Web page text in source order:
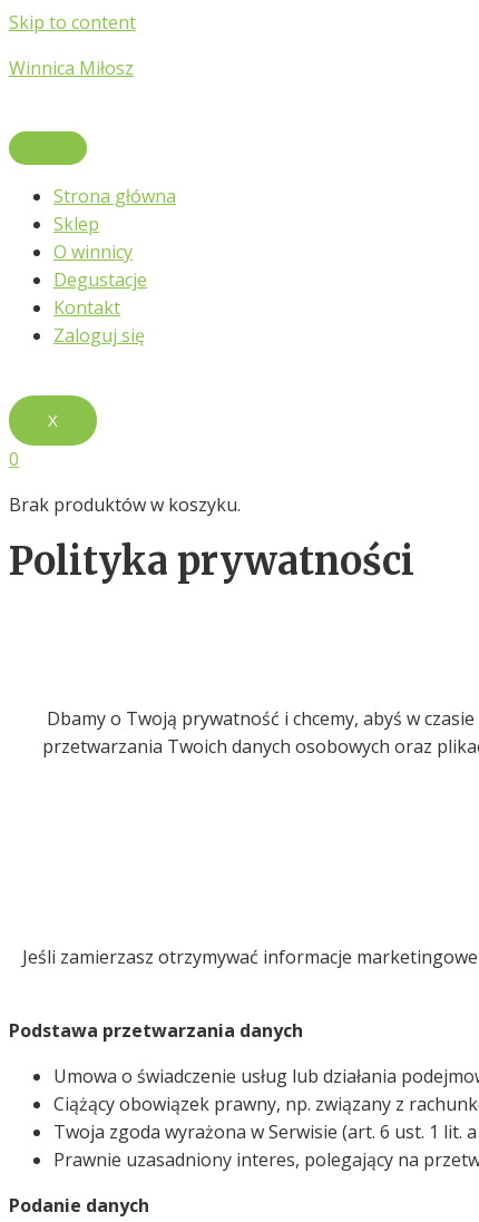
Skip to content
Winnica Miłosz
Strona główna
Sklep
O winnicy
Degustacje
Kontakt
Zaloguj się
X
0
Brak produktów w koszyku.
Polityka prywatności
Dbamy o Twoją prywatność i chcemy, abyś w
przetwarzania Twoich danych osobowych oraz
Jeśli zamierzasz otrzymywać informacje
Podstawa przetwarzania danych
Umowa o świadczenie usług lub działania
Ciążący obowiązek prawny, np. związany z
Twoja zgoda wyrażona w Serwisie (art. 6 ust. 1 lit. a
Prawnie uzasadniony interes, polegający na
Podanie danych